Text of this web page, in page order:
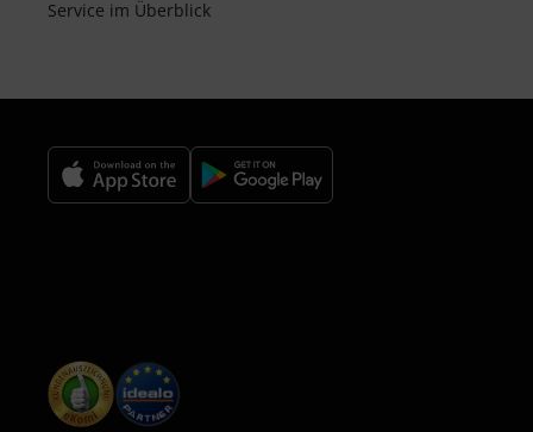
Service im Überblick